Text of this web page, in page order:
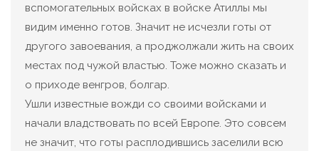
вспомогательных войсках в войске Атиллы мы
видим именно готов. Значит не исчезли готы от
другого завоевания, а проджолжали жить на своих
местах под чужой властью. Тоже можно сказать и
о приходе венгров, болгар.
Ушли известные вожди со своими войсками и
начали владствовать по всей Европе. Это совсем
не значит, что готы расплодившись заселили всю